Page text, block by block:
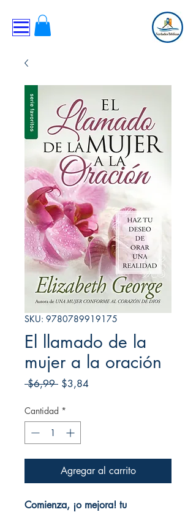
SKU: 9780789919175
El llamado de la
mujer a la oración
$6,99 Precio
$3,84Precio
Cantidad *
Agregar al carrito
Comienza, ¡o mejora! tu